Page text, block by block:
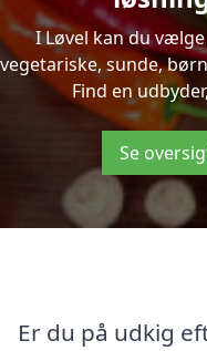
I Løvel kan du
vegetariske, sunde,
Find en
Se
Er du på udkig